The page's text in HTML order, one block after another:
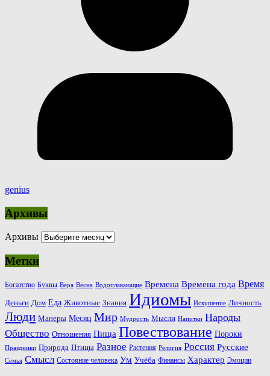
genius
Архивы
Архивы
Метки
Богатство Буквы Вера Весна Водоплавающие Времена Времена года Время
Деньги Дом Еда Животные Знания Идиомы Искушение Личность
Люди Манеры Месяц Мир Мудрость Мысли Напитки Народы
Общество Отношения Пища Повествование Пороки
Праздники Природа Птицы Разное Растения Религия Россия Русские
Семья Смысл Состояние человека Ум Учёба Финансы Характер Эмоции